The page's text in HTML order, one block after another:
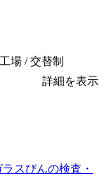
場 / 交替制
詳細を表示